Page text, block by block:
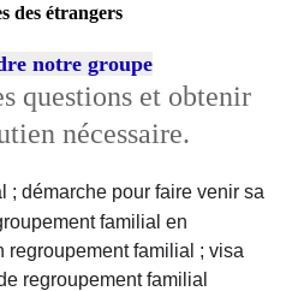
des étrangers
notre groupe
questions et obtenir
nécessaire.
; démarche pour faire venir sa
familial en
regroupement familial ; visa
regroupement familial